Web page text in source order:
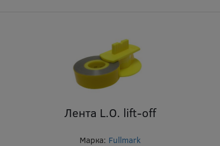
Лента L.O. lift-off
Марка: Fullmark